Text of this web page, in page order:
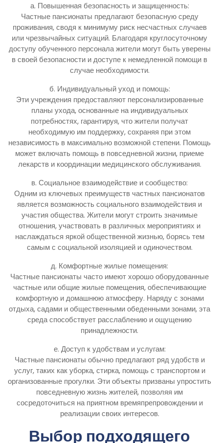
а. Повышенная безопасность и защищенность:
Частные пансионаты предлагают безопасную среду
проживания, сводя к минимуму риск несчастных случаев
или чрезвычайных ситуаций. Благодаря круглосуточному
доступу обученного персонала жители могут быть уверены
в своей безопасности и доступе к немедленной помощи в
случае необходимости.
б. Индивидуальный уход и помощь:
Эти учреждения предоставляют персонализированные
планы ухода, основанные на индивидуальных
потребностях, гарантируя, что жители получат
необходимую им поддержку, сохраняя при этом
независимость в максимально возможной степени. Помощь
может включать помощь в повседневной жизни, приеме
лекарств и координации медицинского обслуживания.
в. Социальное взаимодействие и сообщество:
Одним из ключевых преимуществ частных пансионатов
является возможность социального взаимодействия и
участия общества. Жители могут строить значимые
отношения, участвовать в различных мероприятиях и
наслаждаться яркой общественной жизнью, борясь тем
самым с социальной изоляцией и одиночеством.
д. Комфортные жилые помещения:
Частные пансионаты часто имеют хорошо оборудованные
частные или общие жилые помещения, обеспечивающие
комфортную и домашнюю атмосферу. Наряду с зонами
отдыха, садами и общественными обеденными зонами, эта
среда способствует расслаблению и ощущению
принадлежности.
е. Доступ к удобствам и услугам:
Частные пансионаты обычно предлагают ряд удобств и
услуг, таких как уборка, стирка, помощь с транспортом и
организованные прогулки. Эти объекты призваны упростить
повседневную жизнь жителей, позволяя им
сосредоточиться на приятном времяпрепровождении и
реализации своих интересов.
Выбор подходящего